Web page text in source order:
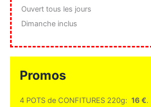
Ouvert tous les jours
Dimanche inclus
Promos
4 POTS de CONFITURES 220g: 16 €.